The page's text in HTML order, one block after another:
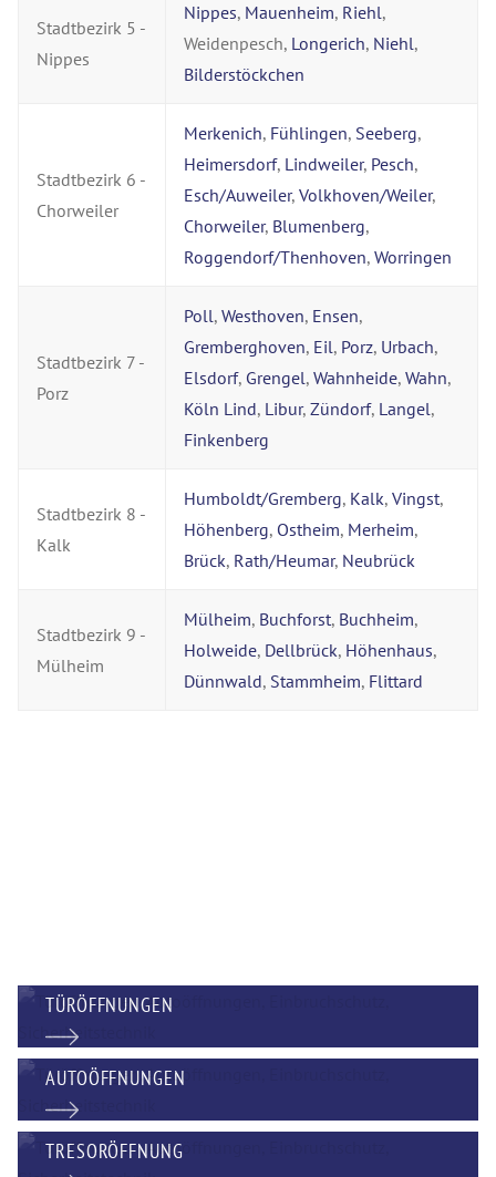
Stadtbezirk 5 -
Nippes
Nippes, Mauenheim, Riehl,
Weidenpesch, Longerich, Niehl,
Bilderstöckchen
Stadtbezirk 6 -
Chorweiler
Merkenich, Fühlingen, Seeberg,
Heimersdorf, Lindweiler, Pesch,
Esch/Auweiler, Volkhoven/Weiler,
Chorweiler, Blumenberg,
Roggendorf/Thenhoven, Worringen
Stadtbezirk 7 -
Porz
Poll, Westhoven, Ensen,
Gremberghoven, Eil, Porz, Urbach,
Elsdorf, Grengel, Wahnheide, Wahn,
Köln Lind, Libur, Zündorf, Langel,
Finkenberg
Stadtbezirk 8 -
Kalk
Humboldt/Gremberg, Kalk, Vingst,
Höhenberg, Ostheim, Merheim,
Brück, Rath/Heumar, Neubrück
Stadtbezirk 9 -
Mülheim
Mülheim, Buchforst, Buchheim,
Holweide, Dellbrück, Höhenhaus,
Dünnwald, Stammheim, Flittard
TÜRÖFFNUNGEN
AUTOÖFFNUNGEN
TRESORÖFFNUNG